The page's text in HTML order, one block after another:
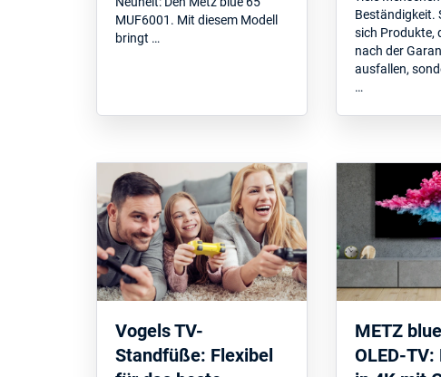
MUF6001. Mit diesem Modell
bringt …
Beständigkeit.
sich Produkte,
nach der
ausfallen,
…
Vogels TV-
Standfüße: Flexibel
METZ
OLED-